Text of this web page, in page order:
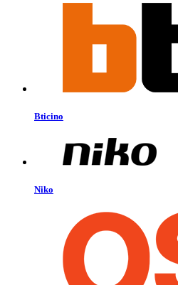
Bticino
Niko